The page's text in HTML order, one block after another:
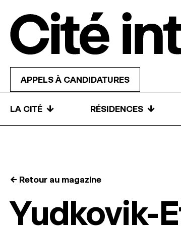
APPELS À CANDIDATURES
LA CITÉ ↓ RÉSIDENCES ↓
← Retour au magazine
Yudkovik-